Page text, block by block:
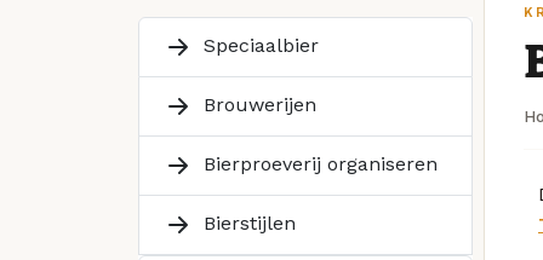
Speciaalbier
Brouwerijen
Bierproeverij organiseren
Bierstijlen